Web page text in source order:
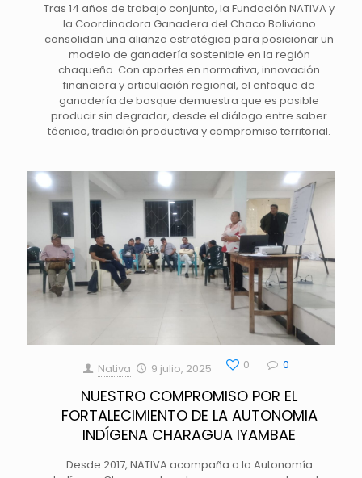
Tras 14 años de trabajo conjunto, la Fundación NATIVA y
la Coordinadora Ganadera del Chaco Boliviano
consolidan una alianza estratégica para posicionar un
modelo de ganadería sostenible en la región
chaqueña. Con aportes en normativa, innovación
financiera y articulación regional, el enfoque de
ganadería de bosque demuestra que es posible
producir sin degradar, desde el diálogo entre saber
técnico, tradición productiva y compromiso territorial.
Nativa 9 julio, 2025 0 0
NUESTRO COMPROMISO POR EL
FORTALECIMIENTO DE LA AUTONOMIA
INDÍGENA CHARAGUA IYAMBAE
Desde 2017, NATIVA acompaña a la Autonomía